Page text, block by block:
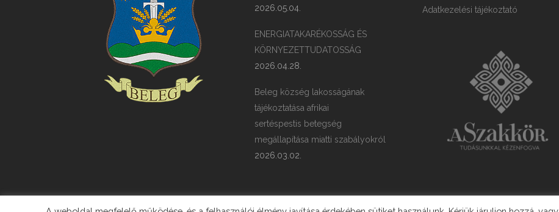
2026.05.04.
ENERGIATAKARÉKOSSÁG ÉS
KÖRNYEZETTUDATOSSÁG
2026.04.28.
Beleg község lakosságának
tájékoztatása afrikai
sertéspestis betegség
megállapítása miatti szabályokról
2026.03.02.
Adatkezelési tájékoztató